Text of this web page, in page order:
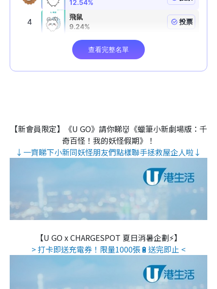
【新會員限定】《U GO》請你睇👹《蠟筆小新劇場版：千
奇百怪！我的妖怪假期》！
↓一齊睇下小新同妖怪朋友們點樣聯手拯救屋企人啦↓
【U GO x CHARGESPOT 夏日消暑企劃⚡】
> 打卡即送充電券！限量1000張🔋送完即止 <